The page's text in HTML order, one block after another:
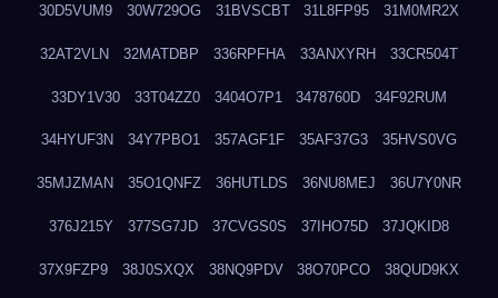
30D5VUM9 30W729OG 31BVSCBT 31L8FP95 31M0MR2X
32AT2VLN 32MATDBP 336RPFHA 33ANXYRH 33CR504T
33DY1V30 33T04ZZ0 3404O7P1 3478760D 34F92RUM
34HYUF3N 34Y7PBO1 357AGF1F 35AF37G3 35HVS0VG
35MJZMAN 35O1QNFZ 36HUTLDS 36NU8MEJ 36U7Y0NR
376J215Y 377SG7JD 37CVGS0S 37IHO75D 37JQKID8
37X9FZP9 38J0SXQX 38NQ9PDV 38O70PCO 38QUD9KX